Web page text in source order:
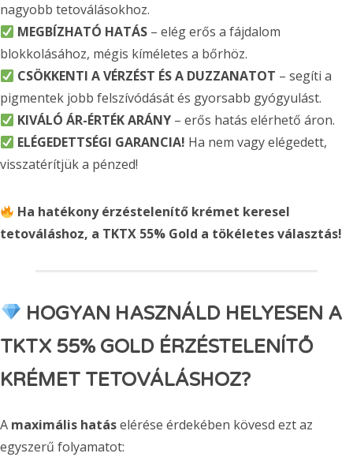
nagyobb tetoválásokhoz.
MEGBÍZHATÓ HATÁS – elég erős a fájdalom
blokkolásához, mégis kíméletes a bőrhöz.
CSÖKKENTI A VÉRZÉST ÉS A DUZZANATOT – segíti a
pigmentek jobb felszívódását és gyorsabb gyógyulást.
KIVÁLÓ ÁR-ÉRTÉK ARÁNY – erős hatás elérhető áron.
ELÉGEDETTSÉGI GARANCIA! Ha nem vagy elégedett,
visszatérítjük a pénzed!
Ha hatékony érzéstelenítő krémet keresel
tetováláshoz, a TKTX 55% Gold a tökéletes választás!
HOGYAN HASZNÁLD HELYESEN A
TKTX 55% GOLD ÉRZÉSTELENÍTŐ
KRÉMET TETOVÁLÁSHOZ?
A maximális hatáselérése érdekében kövesd ezt az
egyszerű folyamatot: